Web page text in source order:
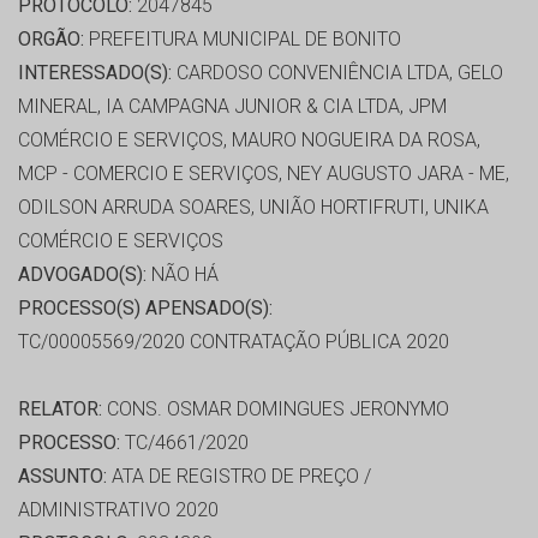
PROTOCOLO: 2047845
ORGÃO: PREFEITURA MUNICIPAL DE BONITO
INTERESSADO(S): CARDOSO CONVENIÊNCIA LTDA, GELO
MINERAL, IA CAMPAGNA JUNIOR & CIA LTDA, JPM
COMÉRCIO E SERVIÇOS, MAURO NOGUEIRA DA ROSA,
MCP - COMERCIO E SERVIÇOS, NEY AUGUSTO JARA - ME,
ODILSON ARRUDA SOARES, UNIÃO HORTIFRUTI, UNIKA
COMÉRCIO E SERVIÇOS
ADVOGADO(S): NÃO HÁ
PROCESSO(S) APENSADO(S):
TC/00005569/2020 CONTRATAÇÃO PÚBLICA 2020
RELATOR: CONS. OSMAR DOMINGUES JERONYMO
PROCESSO: TC/4661/2020
ASSUNTO: ATA DE REGISTRO DE PREÇO /
ADMINISTRATIVO 2020